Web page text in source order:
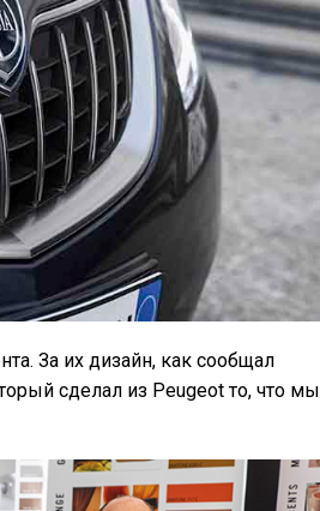
За их дизайн, как сообщал
сделал из Peugeot то, что мы